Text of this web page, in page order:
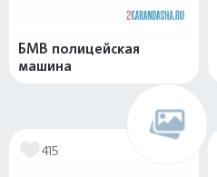
БМВ полицейская
машина
415